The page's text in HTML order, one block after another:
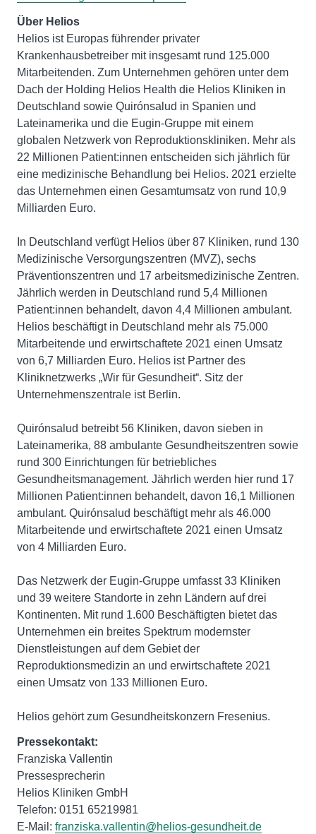
Über Helios
Helios ist Europas führender privater
Krankenhausbetreiber mit insgesamt rund 125.000
Mitarbeitenden. Zum Unternehmen gehören unter dem
Dach der Holding Helios Health die Helios Kliniken in
Deutschland sowie Quirónsalud in Spanien und
Lateinamerika und die Eugin-Gruppe mit einem
globalen Netzwerk von Reproduktionskliniken. Mehr als
22 Millionen Patient:innen entscheiden sich jährlich für
eine medizinische Behandlung bei Helios. 2021 erzielte
das Unternehmen einen Gesamtumsatz von rund 10,9
Milliarden Euro.
In Deutschland verfügt Helios über 87 Kliniken, rund 130
Medizinische Versorgungszentren (MVZ), sechs
Präventionszentren und 17 arbeitsmedizinische Zentren.
Jährlich werden in Deutschland rund 5,4 Millionen
Patient:innen behandelt, davon 4,4 Millionen ambulant.
Helios beschäftigt in Deutschland mehr als 75.000
Mitarbeitende und erwirtschaftete 2021 einen Umsatz
von 6,7 Milliarden Euro. Helios ist Partner des
Kliniknetzwerks „Wir für Gesundheit“. Sitz der
Unternehmenszentrale ist Berlin.
Quirónsalud betreibt 56 Kliniken, davon sieben in
Lateinamerika, 88 ambulante Gesundheitszentren sowie
rund 300 Einrichtungen für betriebliches
Gesundheitsmanagement. Jährlich werden hier rund 17
Millionen Patient:innen behandelt, davon 16,1 Millionen
ambulant. Quirónsalud beschäftigt mehr als 46.000
Mitarbeitende und erwirtschaftete 2021 einen Umsatz
von 4 Milliarden Euro.
Das Netzwerk der Eugin-Gruppe umfasst 33 Kliniken
und 39 weitere Standorte in zehn Ländern auf drei
Kontinenten. Mit rund 1.600 Beschäftigten bietet das
Unternehmen ein breites Spektrum modernster
Dienstleistungen auf dem Gebiet der
Reproduktionsmedizin an und erwirtschaftete 2021
einen Umsatz von 133 Millionen Euro.
Helios gehört zum Gesundheitskonzern Fresenius.
Pressekontakt:
Franziska Vallentin
Pressesprecherin
Helios Kliniken GmbH
Telefon: 0151 65219981
E-Mail: franziska.vallentin@helios-gesundheit.de